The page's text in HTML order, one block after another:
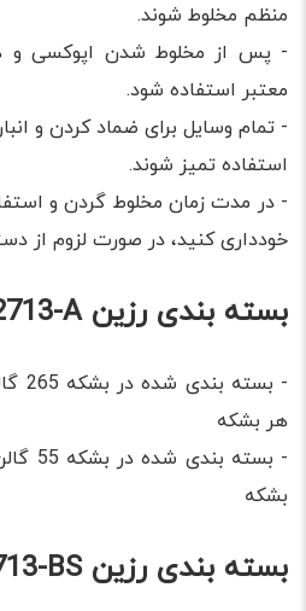
منظم مخلوط شوند.
- پس از مخلوط شدن اپوکسی و
معتبر استفاده شود.
- تمام وسایل برای ضماد کردن و
استفاده تمیز شوند.
- در مدت زمان مخلوط گردن و
خودداری کنید، در صورت لزوم از
بسته بندی رزین SWANCOR 2713-A
هر بشکه
بشکه
بسته بندی رزین SWANCOR 2713-BS